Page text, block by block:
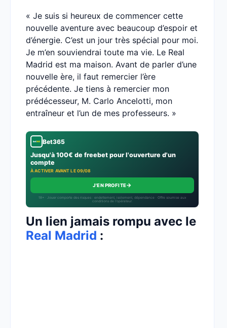
« Je suis si heureux de commencer cette
nouvelle aventure avec beaucoup d’espoir et
d’énergie. C’est un jour très spécial pour moi.
Je m’en souviendrai toute ma vie. Le Real
Madrid est ma maison. Avant de parler d’une
nouvelle ère, il faut remercier l’ère
précédente. Je tiens à remercier mon
prédécesseur, M. Carlo Ancelotti, mon
entraîneur et l’un de mes professeurs. »
Bet365
Jusqu'à 100€ de freebet pour l'ouverture d'un
compte
À ACTIVER AVANT LE 09/08
J'EN PROFITE→
18+ · Jouer comporte des risques : endettement, isolement, dépendance · Offre soumise aux
conditions de l’opérateur.
Un lien jamais rompu avec le
Real Madrid :